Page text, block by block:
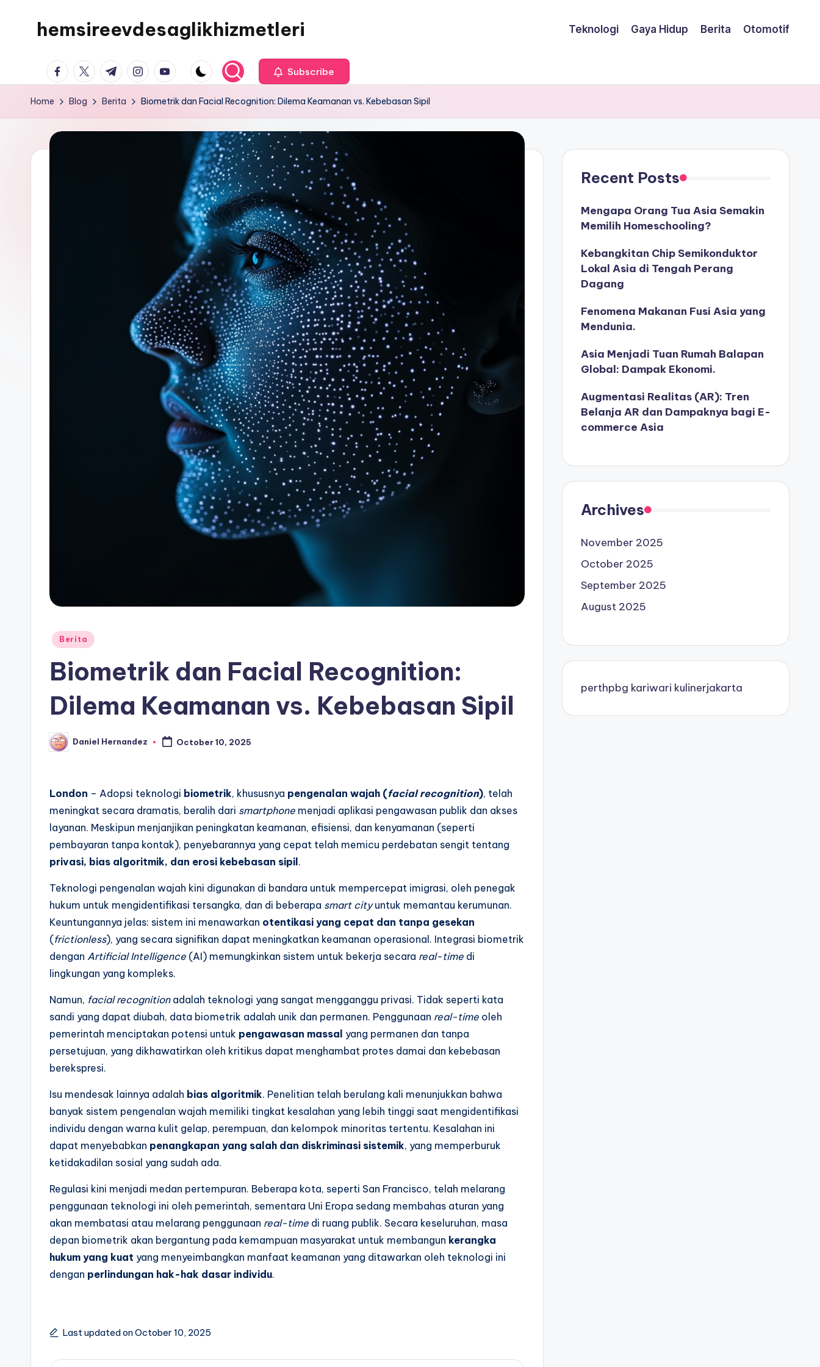
hemsireevdesaglikhizmetleri Teknologi Gaya Hidup Berita Otomotif
facebook.com
twitter.com
t.me instagram.com
youtube.com Subscribe
Home Blog Berita Biometrik dan Facial Recognition: Dilema Keamanan vs. Kebebasan Sipil
Posted
Berita
Biometrik dan Facial Recognition:
Dilema Keamanan vs. Kebebasan Sipil
Posted
by
Daniel Hernandez October 10, 2025
London – Adopsi teknologi biometrik, khususnya pengenalan wajah (facial recognition), telah
meningkat secara dramatis, beralih dari smartphone menjadi aplikasi pengawasan publik dan akses
layanan. Meskipun menjanjikan peningkatan keamanan, efisiensi, dan kenyamanan (seperti
pembayaran tanpa kontak), penyebarannya yang cepat telah memicu perdebatan sengit tentang
privasi, bias algoritmik, dan erosi kebebasan sipil.
Teknologi pengenalan wajah kini digunakan di bandara untuk mempercepat imigrasi, oleh penegak
hukum untuk mengidentifikasi tersangka, dan di beberapa smart cityuntuk memantau kerumunan.
Keuntungannya jelas: sistem ini menawarkan otentikasi yang cepat dan tanpa gesekan
(frictionless), yang secara signifikan dapat meningkatkan keamanan operasional. Integrasi biometrik
dengan Artificial Intelligence (AI) memungkinkan sistem untuk bekerja secara real-time di
lingkungan yang kompleks.
Namun, facial recognitionadalah teknologi yang sangat mengganggu privasi. Tidak seperti kata
sandi yang dapat diubah, data biometrik adalah unik dan permanen. Penggunaan real-time oleh
pemerintah menciptakan potensi untuk pengawasan massal yang permanen dan tanpa
persetujuan, yang dikhawatirkan oleh kritikus dapat menghambat protes damai dan kebebasan
berekspresi.
Isu mendesak lainnya adalah bias algoritmik. Penelitian telah berulang kali menunjukkan bahwa
banyak sistem pengenalan wajah memiliki tingkat kesalahan yang lebih tinggi saat mengidentifikasi
individu dengan warna kulit gelap, perempuan, dan kelompok minoritas tertentu. Kesalahan ini
dapat menyebabkan penangkapan yang salah dan diskriminasi sistemik, yang memperburuk
ketidakadilan sosial yang sudah ada.
Regulasi kini menjadi medan pertempuran. Beberapa kota, seperti San Francisco, telah melarang
penggunaan teknologi ini oleh pemerintah, sementara Uni Eropa sedang membahas aturan yang
akan membatasi atau melarang penggunaan real-time di ruang publik. Secara keseluruhan, masa
depan biometrik akan bergantung pada kemampuan masyarakat untuk membangun kerangka
hukum yang kuat yang menyeimbangkan manfaat keamanan yang ditawarkan oleh teknologi ini
dengan perlindungan hak-hak dasar individu.
Last updated on October 10, 2025
Recent Posts
Mengapa Orang Tua Asia Semakin
Memilih Homeschooling?
Kebangkitan Chip Semikonduktor
Lokal Asia di Tengah Perang
Dagang
Fenomena Makanan Fusi Asia yang
Mendunia.
Asia Menjadi Tuan Rumah Balapan
Global: Dampak Ekonomi.
Augmentasi Realitas (AR): Tren
Belanja AR dan Dampaknya bagi E-
commerce Asia
Archives
November 2025
October 2025
September 2025
August 2025
perthpbg kariwari kulinerjakarta